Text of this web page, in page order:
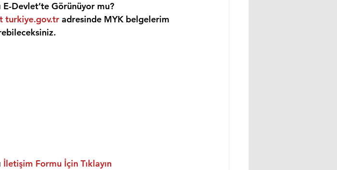
E-Devlet’te Görünüyor mu?
turkiye.gov.tr adresinde MYK belgelerim
İletişim Formu İçin Tıklayın